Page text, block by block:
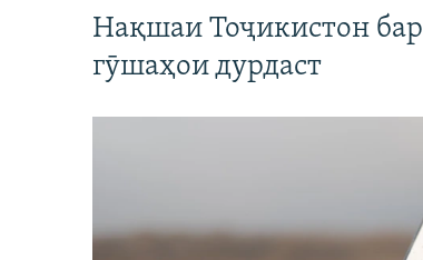
Нақшаи Тоҷикистон
гӯшаҳои дурдаст